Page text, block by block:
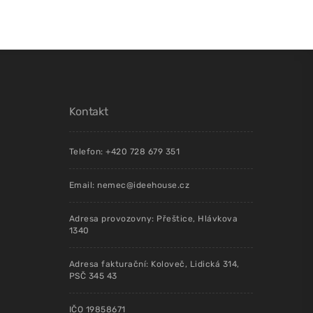
Kontakt
Telefon: +420 728 679 351
Email: nemec@ideehouse.cz
Adresa provozovny: Přeštice, Hlávkova
1340
Adresa fakturační: Koloveč, Lidická 314,
PSČ 345 43
IČO 19858671